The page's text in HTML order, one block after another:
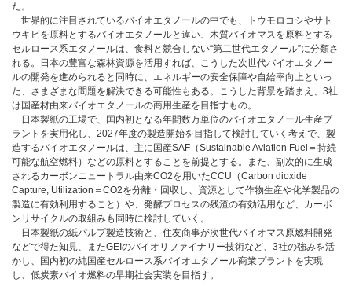
た。
世界的に注目されているバイオエタノールの中でも、トウモロコシやサト
ウキビを原料とするバイオエタノールと違い、木質バイオマスを原料とする
セルロース系エタノールは、食料と競合しない“第二世代エタノール”に分類さ
れる。日本の豊富な森林資源を活用すれば、こうした次世代バイオエタノー
ルの開発を進められると同時に、エネルギーの安全保障や自給率向上といっ
た、さまざまな問題を解決できる可能性もある。こうした背景を踏まえ、3社
は国産材由来バイオエタノールの商用生産を目指すもの。
日本製紙の工場で、国内初となる年間数万単位のバイオエタノール生産プ
ラントを実用化し、2027年度の製造開始を目指して検討していく考えで、製
造するバイオエタノールは、主に国産SAF（Sustainable Aviation Fuel＝持続
可能な航空燃料）などの原料とすることを前提とする。また、副次的に生成
されるカーボンニュートラル由来CO2を用いたCCU（Carbon dioxide
Capture, Utilization＝CO2を分離・回収し、資源として作物生産や化学製品の
製造に有効利用すること）や、発酵プロセスの残渣の有効活用など、カーボ
ンリサイクルの取組みも同時に検討していく。
日本製紙の紙パルプ製造技術と、住友商事が次世代バイオマス原燃料開発
などで得た知見、またGEIのバイオリファイナリー技術など、3社の強みを活
かし、国内初の純国産セルロース系バイオエタノール商業プラントを実現
し、低炭素バイオ燃料の早期社会実装を目指す。